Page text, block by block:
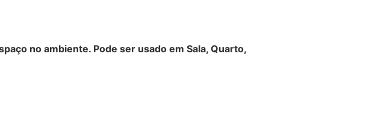
no ambiente. Pode ser usado em Sala, Quarto,